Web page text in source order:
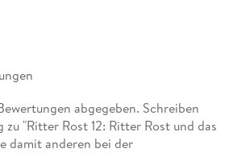
bereits seit seinem zwölften
sondern wurde Kabarettist, Jazz-
Neben seinen zahlreichen
und den Ritter Rost
abgegeben. Schreiben
zu "Ritter Rost 12: Ritter Rost und das
damit anderen bei der